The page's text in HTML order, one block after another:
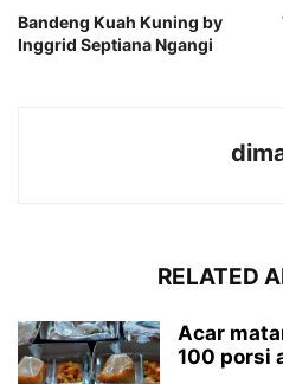
Bandeng Kuah Kuning by
Inggrid Septiana Ngangi
RELATED
Acar
100 porsi